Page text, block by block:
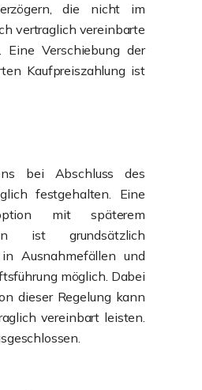
die nicht im
vertraglich vereinbarte
Eine Verschiebung der
Kaufpreiszahlung ist
bei Abschluss des
festgehalten. Eine
mit späterem
ist grundsätzlich
Ausnahmefällen und
möglich. Dabei
dieser Regelung kann
vereinbart leisten.